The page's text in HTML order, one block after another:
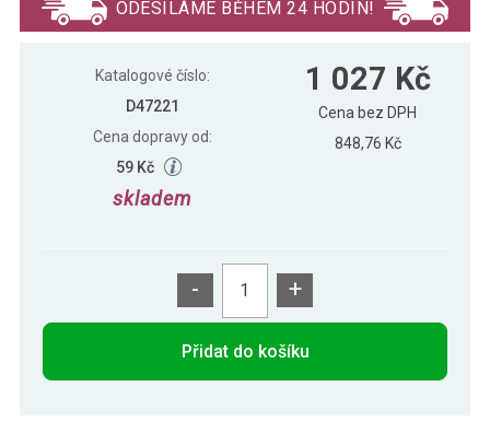
ODESÍLÁME BĚHEM 24 HODIN!
Katalogové číslo:
D47221
Cena dopravy od:
59 Kč
skladem
1 027 Kč
Cena bez DPH
848,76 Kč
- +
Přidat do košíku